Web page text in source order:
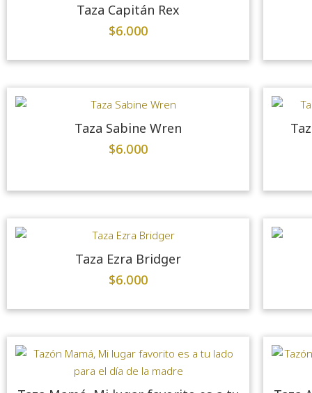
Taza Capitán Rex
$6.000
Taza Sabine Wren
$6.000
Taza Ezra Bridger
$6.000